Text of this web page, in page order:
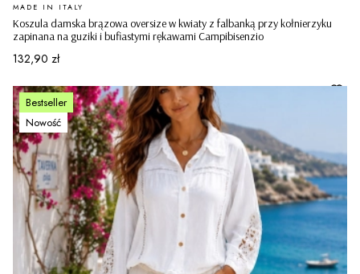
Koszula damska brązowa oversize w kwiaty z falbanką przy kołnierzyku
zapinana na guziki i bufiastymi rękawami Campibisenzio
PRODUCENT
MADE IN ITALY
Cena
132,90 zł
Bestseller
Nowość